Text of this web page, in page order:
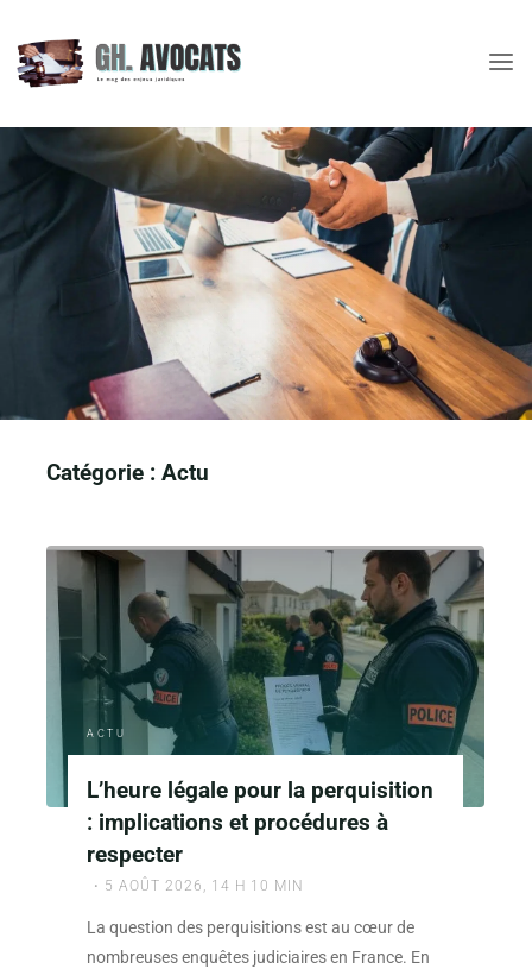
content
Catégorie : Actu
ACTU
L’heure légale pour la perquisition
: implications et procédures à
respecter
5 AOÛT 2026, 14 H 10 MIN
La question des perquisitions est au cœur de
nombreuses enquêtes judiciaires en France. En